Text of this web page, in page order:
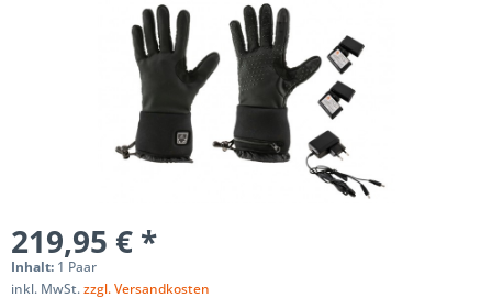
219,95 € *
Inhalt: 1 Paar
inkl. MwSt.zzgl. Versandkosten